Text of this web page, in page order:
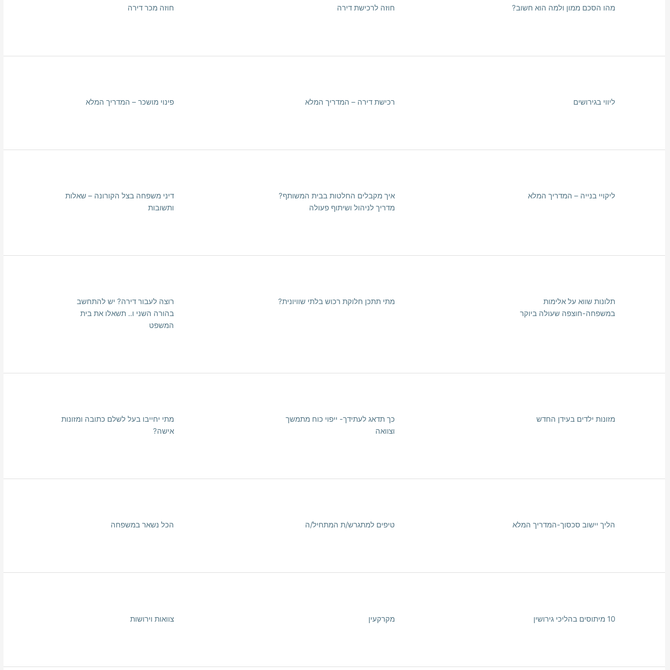
מהו הסכם ממון ולמה הוא חשוב? חוזה לרכישת דירה חוזה מכר דירה
ליווי בגירושים רכישת דירה – המדריך המלא פינוי מושכר – המדריך המלא
ליקויי בנייה – המדריך המלא
איך מקבלים החלטות בבית המשותף?
מדריך לניהול ושיתוף פעולה
דיני משפחה בצל הקורונה – שאלות
ותשובות
תלונות שווא על אלימות
במשפחה-חוצפה שעולה ביוקר
מתי תתכן חלוקת רכוש בלתי שוויונית?
רוצה לעבור דירה? יש להתחשב
בהורה השני ו.. תשאלו את בית
המשפט
מזונות ילדים בעידן החדש
כך תדאג לעתידך- ייפוי כוח מתמשך
וצוואה
מתי יחייבו בעל לשלם כתובה ומזונות
אישה?
הליך יישוב סכסוך-המדריך המלא טיפים למתגרש/ת המתחיל/ה הכל נשאר במשפחה
10 מיתוסים בהליכי גירושין מקרקעין צוואות וירושות